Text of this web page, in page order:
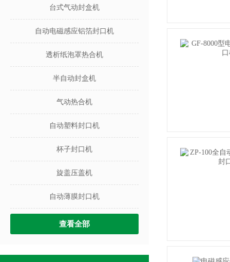
台式气动封盒机
自动电磁感应铝箔封口机
透析纸泡罩热合机
半自动封盒机
气动热合机
自动塑料封口机
杯子封口机
旋盖压盖机
自动薄膜封口机
查看全部